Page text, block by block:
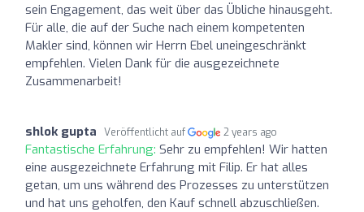
sein Engagement, das weit über das Übliche hinausgeht.
Für alle, die auf der Suche nach einem kompetenten
Makler sind, können wir Herrn Ebel uneingeschränkt
empfehlen. Vielen Dank für die ausgezeichnete
Zusammenarbeit!
shlok gupta Veröffentlicht auf 2 years ago
Fantastische Erfahrung: Sehr zu empfehlen! Wir hatten
eine ausgezeichnete Erfahrung mit Filip. Er hat alles
getan, um uns während des Prozesses zu unterstützen
und hat uns geholfen, den Kauf schnell abzuschließen.